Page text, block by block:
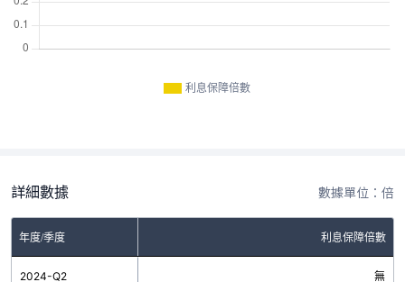
利息保障倍數
詳細數據 數據單位：倍
年度/季度 利息保障倍數
2024-Q2 無